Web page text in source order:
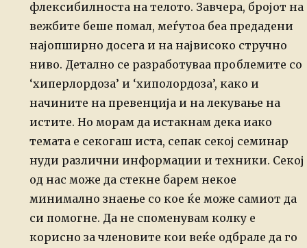
флексибилноста на телото. Завчера, бројот на
вежбите беше помал, меѓутоа беа предадени
најопширно досега и на највисоко стручно
ниво. Детално се разработуваа проблемите со
‘хиперлордоза’ и ‘хиполордоза’, како и
начините на превенција и на лекување на
истите. Но морам да истакнам дека иако
темата е секогаш иста, сепак секој семинар
нуди различни информации и техники. Секој
од нас може да стекне барем некое
минимално знаење со кое ќе може самиот да
си помогне. Да не споменувам колку е
корисно за членовите кои веќе одбрале да го